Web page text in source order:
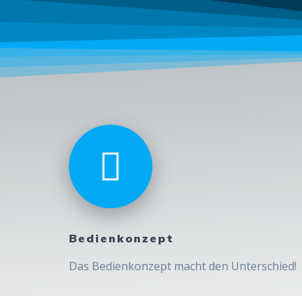
Bedienkonzept
Das Bedienkonzept macht den Unterschied!